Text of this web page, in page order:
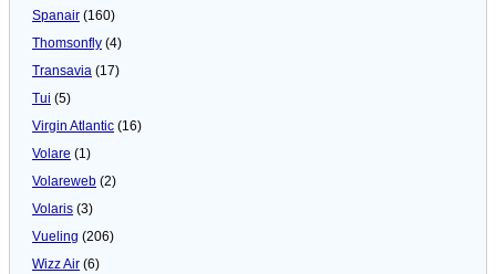
Spanair (160)
Thomsonfly (4)
Transavia (17)
Tui (5)
Virgin Atlantic (16)
Volare (1)
Volareweb (2)
Volaris (3)
Vueling (206)
Wizz Air (6)